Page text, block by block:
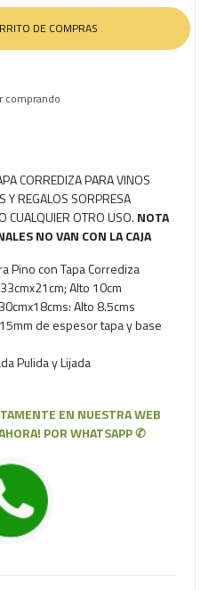
comprando
CORREDIZA PARA VINOS
Y REGALOS SORPRESA
CUALQUIER OTRO USO. NOTA
NO VAN CON LA CAJA
Pino con Tapa Corrediza
Alto 10cm
Alto 8.5cms
de espesor tapa y base
Pulida y Lijada
EN NUESTRA WEB
POR WHATSAPP ✆